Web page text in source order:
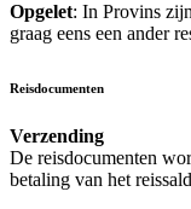
Opgelet: In Provins
graag eens een ander
Reisdocumenten
Verzending
De reisdocumenten
betaling van het